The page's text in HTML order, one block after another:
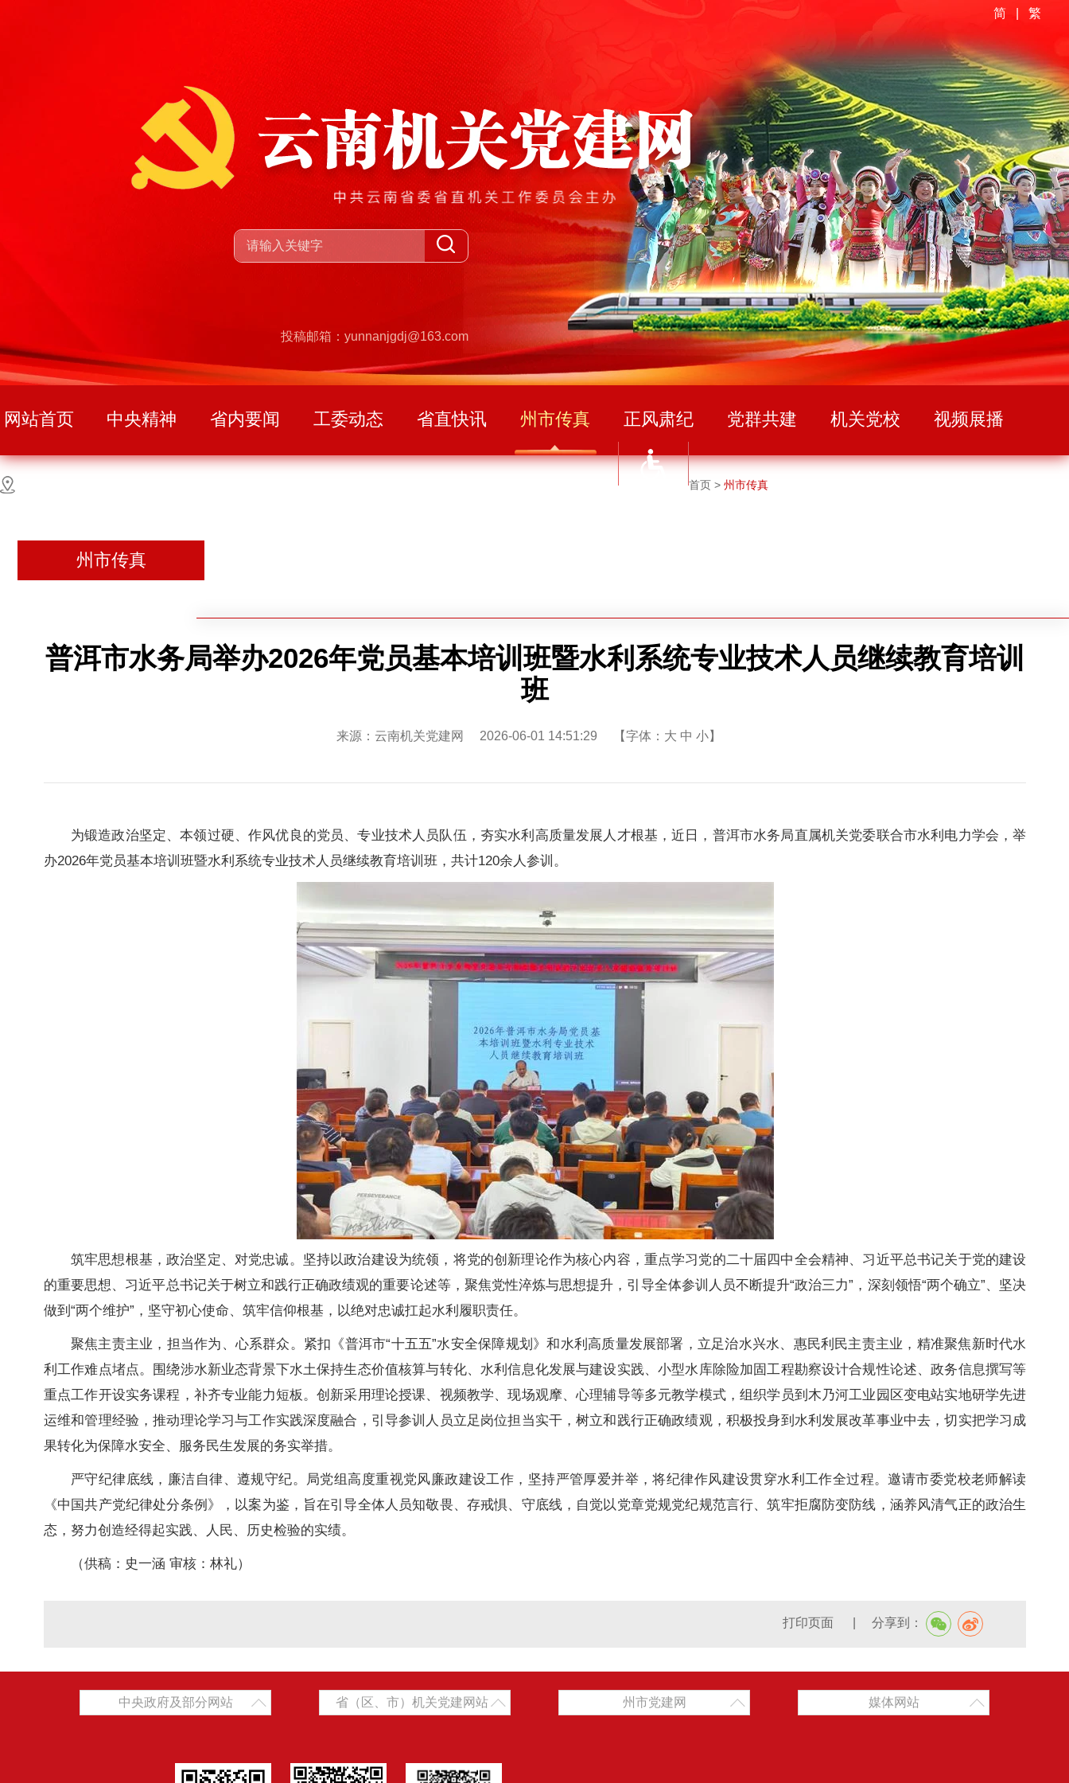
简 繁
投稿邮箱：yunnanjgdj@163.com
网站首页 中央精神 省内要闻 工委动态 省直快讯 州市传真 正风肃纪 党群共建 机关党校 视频展播
首页 > 州市传真
州市传真
普洱市水务局举办2026年党员基本培训班暨水利系统专业技术人员继续教育培训
班
来源：云南机关党建网 2026-06-01 14:51:29 【字体： 大 中 小】
为锻造政治坚定、本领过硬、作风优良的党员、专业技术人员队伍，夯实水利高质量发展人才根基，近日，普洱市水务局直属机关党委联合市水利电力学会，举
办2026年党员基本培训班暨水利系统专业技术人员继续教育培训班，共计120余人参训。
筑牢思想根基，政治坚定、对党忠诚。坚持以政治建设为统领，将党的创新理论作为核心内容，重点学习党的二十届四中全会精神、习近平总书记关于党的建设
的重要思想、 习近平总书记关于树立和践行正确政绩观的重要论述等，聚焦党性淬炼与思想提升，引导全体参训人员不断提升“政治三力”，深刻领悟“两个确立”、坚决
做到“两个维护”，坚守初心使命、筑牢信仰根基，以绝对忠诚扛起水利履职责任。
聚焦主责主业，担当作为、心系群众。紧扣《普洱市“十五五”水安全保障规划》和水利高质量发展部署，立足治水兴水、惠民利民主责主业，精准聚焦新时代水
利工作难点堵点。围绕涉水新业态背景下水土保持生态价值核算与转化、水利信息化发展与建设实践、小型水库除险加固工程勘察设计合规性论述、政务信息撰写等
重点工作开设实务课程，补齐专业能力短板。创新采用理论授课、视频教学、现场观摩、心理辅导等多元教学模式，组织学员到木乃河工业园区变电站实地研学先进
运维和管理经验，推动理论学习与工作实践深度融合，引导参训人员立足岗位担当实干，树立和践行正确政绩观，积极投身到水利发展改革事业中去，切实把学习成
果转化为保障水安全、服务民生发展的务实举措。
严守纪律底线，廉洁自律、遵规守纪。局党组高度重视党风廉政建设工作，坚持严管厚爱并举，将纪律作风建设贯穿水利工作全过程。邀请市委党校老师解读
《中国共产党纪律处分条例》，以案为鉴，旨在引导全体人员知敬畏、存戒惧、守底线，自觉以党章党规党纪规范言行、筑牢拒腐防变防线，涵养风清气正的政治生
态，努力创造经得起实践、人民、历史检验的实绩。
（供稿：史一涵 审核：林礼）
打印页面 分享到：
中央政府及部分网站 省（区、市）机关党建网站 州市党建网 媒体网站